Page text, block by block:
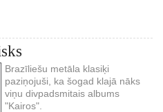
Brazīliešu metāla klasiķi
paziņojuši, ka šogad klajā nāks
viņu divpadsmitais albums
"Kairos".